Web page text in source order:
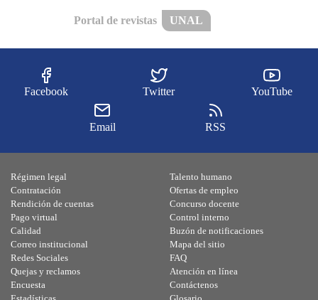
Portal de revistas UNAL
Facebook Twitter YouTube
Email RSS
Régimen legal
Contratación
Rendición de cuentas
Pago virtual
Calidad
Talento humano
Ofertas de empleo
Concurso docente
Control interno
Buzón de notificaciones
Correo institucional
Redes Sociales
Quejas y reclamos
Encuesta
Mapa del sitio
FAQ
Atención en línea
Contáctenos